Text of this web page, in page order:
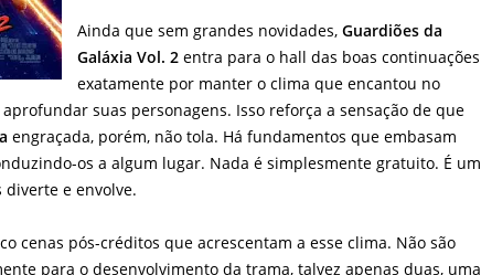
Ainda que sem grandes novidades,Guardiões da
Galáxia Vol. 2 entra para o hall das boas continuações
exatamente por manter o clima que encantou no
suas personagens. Isso reforça a sensação de que
engraçada, porém, não tola. Há fundamentos que embasam
os a algum lugar. Nada é simplesmente gratuito. É um
e envolve.
cenas pós-créditos que acrescentam a esse clima. Não são
para o desenvolvimento da trama, talvez apenas duas, uma